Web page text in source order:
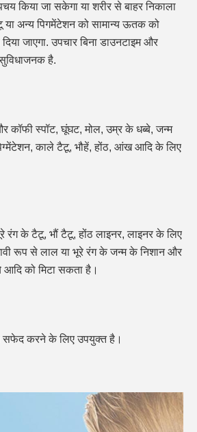
किया जा सकेगा या शरीर से बाहर निकाला
अन्य पिगमेंटेशन को सामान्य ऊतक को
जाएगा. उपचार बिना डाउनटाइम और
है.
कॉफी स्पॉट, घूंघट, मोल, उम्र के धब्बे, जन्म
काले टैटू, भौहें, होंठ, आंख आदि के लिए
रंग के टैटू, भौं टैटू, होंठ लाइनर, लाइनर के लिए
रूप से लाल या भूरे रंग के जन्म के निशान और
को मिटा सकता है।
सफेद करने के लिए उपयुक्त है।